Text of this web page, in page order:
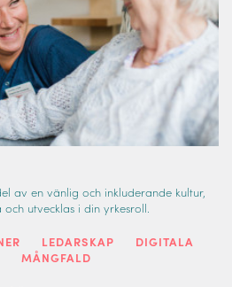
av en vänlig och inkluderande kultur,
utvecklas i din yrkesroll.
LEDARSKAP
DIGITALA
MÅNGFALD